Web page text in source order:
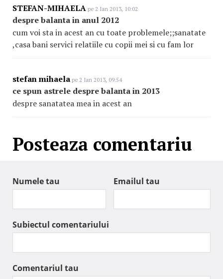
STEFAN-MIHAELA pe 2 Ian 2013, 10:02
despre balanta in anul 2012
cum voi sta in acest an cu toate problemele;;sanatate
,casa bani servici relatiile cu copii mei si cu fam lor
stefan mihaela pe 2 Ian 2013, 09:54
ce spun astrele despre balanta in 2013
despre sanatatea mea in acest an
Posteaza comentariu
Numele tau Emailul tau
Subiectul comentariului
Comentariul tau